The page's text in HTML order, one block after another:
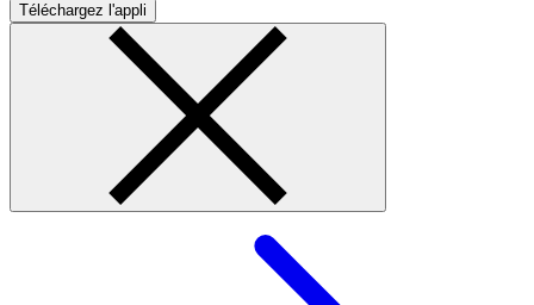
Téléchargez l'appli